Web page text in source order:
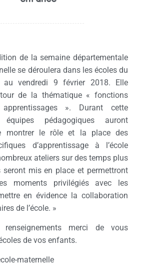
de la semaine départementale
se déroulera dans les écoles du
vendredi 9 février 2018. Elle
de la thématique « fonctions
». Durant cette
pédagogiques auront
montrer le rôle et la place des
d’apprentissage à l’école
ateliers sur des temps plus
mis en place et permettront
moments privilégiés avec les
en évidence la collaboration
de l’école. »
merci de vous
de vos enfants.